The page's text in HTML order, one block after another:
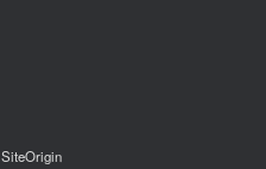
SiteOrigin